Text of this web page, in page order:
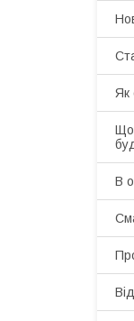
Як
Що
В